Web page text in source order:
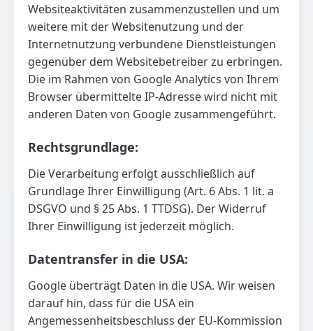
Websiteaktivitäten zusammenzustellen und um
weitere mit der Websitenutzung und der
Internetnutzung verbundene Dienstleistungen
gegenüber dem Websitebetreiber zu erbringen.
Die im Rahmen von Google Analytics von Ihrem
Browser übermittelte IP-Adresse wird nicht mit
anderen Daten von Google zusammengeführt.
Rechtsgrundlage:
Die Verarbeitung erfolgt ausschließlich auf
Grundlage Ihrer Einwilligung (Art. 6 Abs. 1 lit. a
DSGVO und § 25 Abs. 1 TTDSG). Der Widerruf
Ihrer Einwilligung ist jederzeit möglich.
Datentransfer in die USA:
Google überträgt Daten in die USA. Wir weisen
darauf hin, dass für die USA ein
Angemessenheitsbeschluss der EU-Kommission